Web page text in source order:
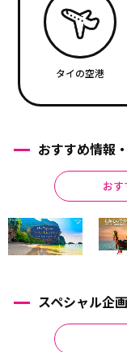
タイの空港
おすすめ情報
お
スペシャル企画